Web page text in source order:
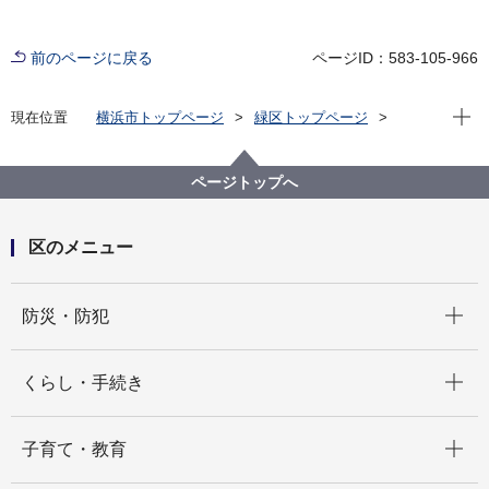
前のページに戻る ページID：583-105-966
現在位置 横浜市トップページ
緑区トップページ
緑区 高齢・障害支援課
現在
ページトップへ
区のメニュー
防災・防犯
くらし・手続き
子育て・教育